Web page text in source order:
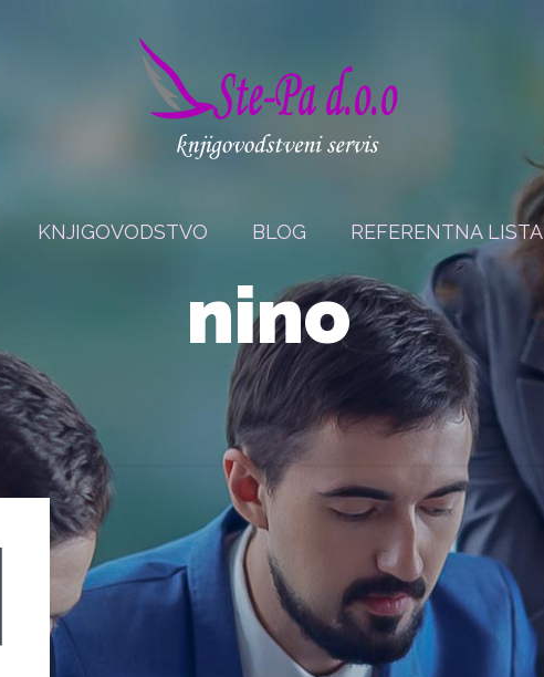
KNJIGOVODSTVO BLOG REFERENTNA LISTA
nino